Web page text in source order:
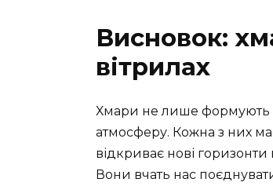
Висновок:
вітрилах
Хмари не лише формують
атмосферу. Кожна з них
відкриває нові
Вони вчать нас